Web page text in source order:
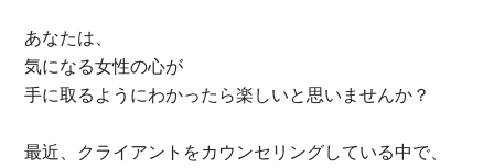
あなたは、
気になる女性の心が
手に取るようにわかったら楽しいと思いませんか？
最近、クライアントをカウンセリングしている中で、